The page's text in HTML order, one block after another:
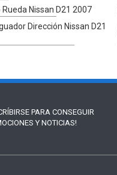
Rueda Nissan D21 2007
Dirección Nissan D21
PARA CONSEGUIR
Y NOTICIAS!